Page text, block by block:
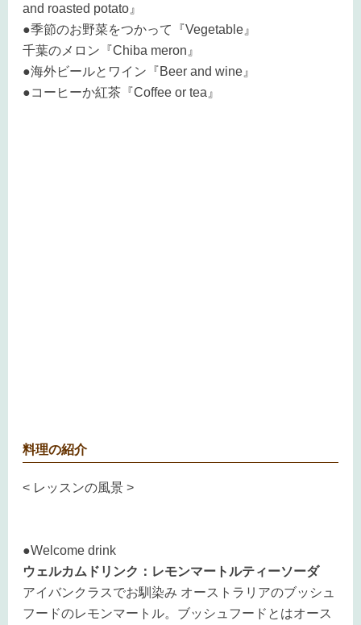
and roasted potato』
●季節のお野菜をつかって『Vegetable』
千葉のメロン『Chiba meron』
●海外ビールとワイン『Beer and wine』
●コーヒーか紅茶『Coffee or tea』
料理の紹介
< レッスンの風景 >
●Welcome drink
ウェルカムドリンク：レモンマートルティーソーダ
アイバンクラスでお馴染み オーストラリアのブッシュ
フードのレモンマートル。ブッシュフードとはオース